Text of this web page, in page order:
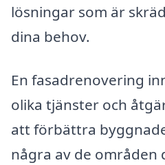
lösningar som är
dina behov.
En fasadrenovering
olika tjänster och
att förbättra
några av de